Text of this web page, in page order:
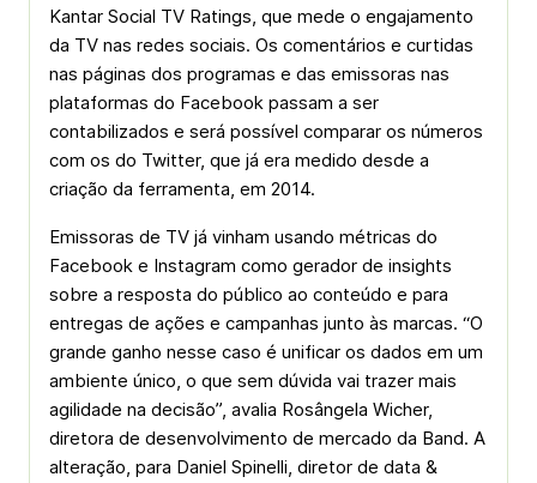
Kantar Social TV Ratings, que mede o engajamento
da TV nas redes sociais. Os comentários e curtidas
nas páginas dos programas e das emissoras nas
plataformas do Facebook passam a ser
contabilizados e será possível comparar os números
com os do Twitter, que já era medido desde a
criação da ferramenta, em 2014.
Emissoras de TV já vinham usando métricas do
Facebook e Instagram como gerador de insights
sobre a resposta do público ao conteúdo e para
entregas de ações e campanhas junto às marcas. “O
grande ganho nesse caso é unificar os dados em um
ambiente único, o que sem dúvida vai trazer mais
agilidade na decisão”, avalia Rosângela Wicher,
diretora de desenvolvimento de mercado da Band. A
alteração, para Daniel Spinelli, diretor de data &